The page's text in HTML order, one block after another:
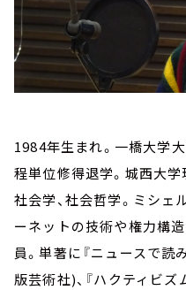
1984年生まれ。一橋大学
程単位修得退学。城西大
社会学、社会哲学。ミシェ
ーネットの技術や権力構
員。単著に『ニュースで
版芸術社)、『ハクティビズ